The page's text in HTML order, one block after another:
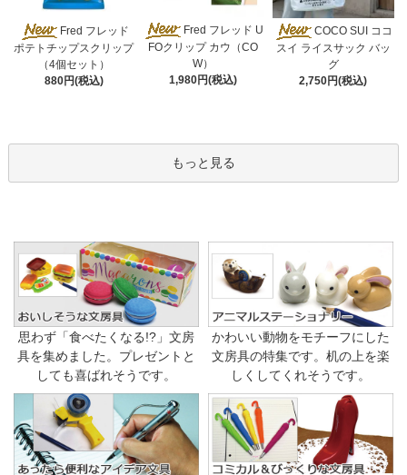
Fred フレッド
ポテトチップスクリップ
（4個セット）
880円(税込)
Fred フレッド U
FOクリップ カウ（CO
W）
1,980円(税込)
COCO SUI ココ
スイ ライスサック バッ
グ
2,750円(税込)
もっと見る
思わず「食べたくなる!?」文房
具を集めました。プレゼントと
しても喜ばれそうです。
かわいい動物をモチーフにした
文房具の特集です。机の上を楽
しくしてくれそうです。